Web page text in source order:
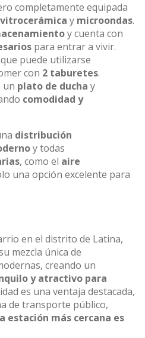
completamente equipada
vitrocerámica y microondas.
y cuenta con
para entrar a vivir.
que puede utilizarse
con 2 taburetes.
un plato de ducha y
comodidad y
distribución
y todas
, como el aire
una opción excelente para
en el distrito de Latina,
mezcla única de
creando un
y atractivo para
es una ventaja destacada,
de transporte público,
estación más cercana es